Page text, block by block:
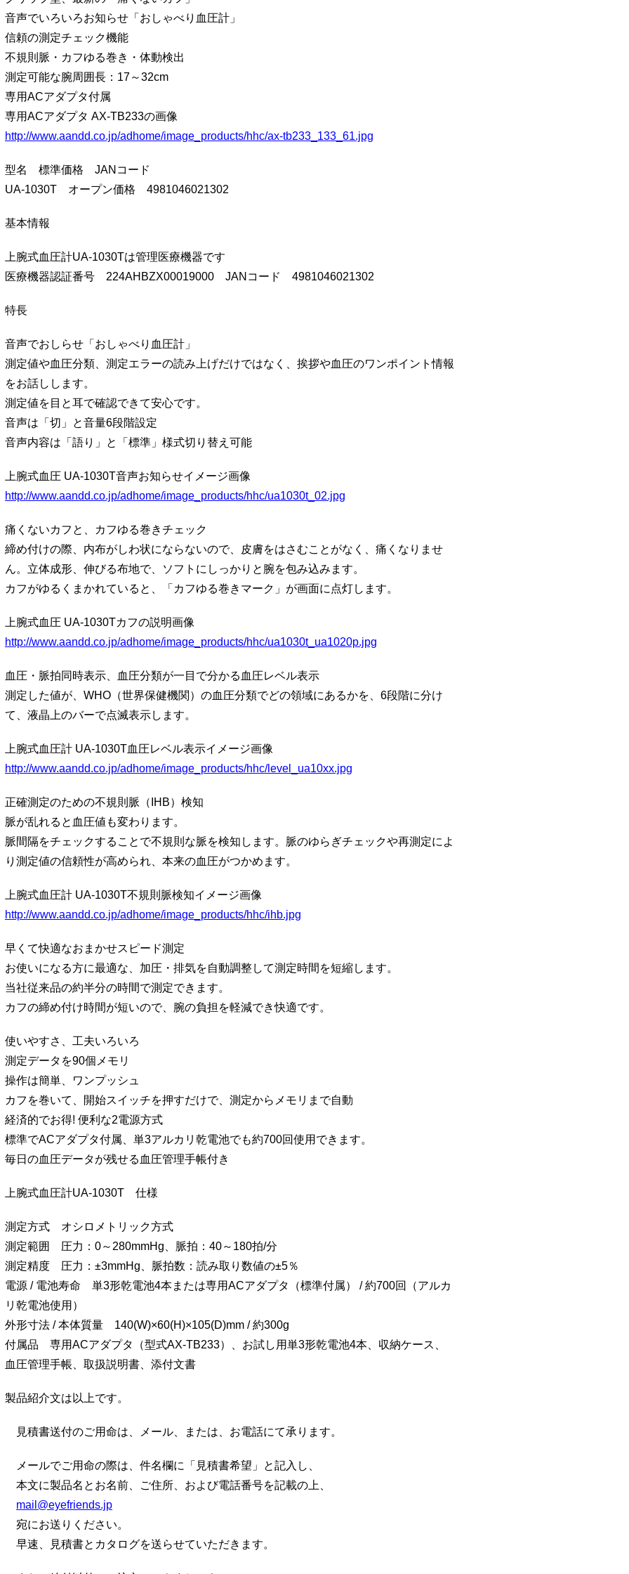
音声でいろいろお知らせ「おしゃべり血圧計」
信頼の測定チェック機能
不規則脈・カフゆる巻き・体動検出
測定可能な腕周囲長：17～32cm
専用ACアダプタ付属
専用ACアダプタ AX-TB233の画像
http://www.aandd.co.jp/adhome/image_products/hhc/ax-tb233_133_61.jpg
型名 標準価格 JANコード
UA-1030T オープン価格 4981046021302
基本情報
上腕式血圧計UA-1030Tは管理医療機器です
医療機器認証番号 224AHBZX00019000 JANコード 4981046021302
特長
音声でおしらせ「おしゃべり血圧計」
測定値や血圧分類、測定エラーの読み上げだけではなく、挨拶や血圧のワンポイント情報
をお話しします。
測定値を目と耳で確認できて安心です。
音声は「切」と音量6段階設定
音声内容は「語り」と「標準」様式切り替え可能
上腕式血圧 UA-1030T音声お知らせイメージ画像
http://www.aandd.co.jp/adhome/image_products/hhc/ua1030t_02.jpg
痛くないカフと、カフゆる巻きチェック
締め付けの際、内布がしわ状にならないので、皮膚をはさむことがなく、痛くなりませ
ん。立体成形、伸びる布地で、ソフトにしっかりと腕を包み込みます。
カフがゆるくまかれていると、「カフゆる巻きマーク」が画面に点灯します。
上腕式血圧 UA-1030Tカフの説明画像
http://www.aandd.co.jp/adhome/image_products/hhc/ua1030t_ua1020p.jpg
血圧・脈拍同時表示、血圧分類が一目で分かる血圧レベル表示
測定した値が、WHO（世界保健機関）の血圧分類でどの領域にあるかを、6段階に分け
て、液晶上のバーで点滅表示します。
上腕式血圧計 UA-1030T血圧レベル表示イメージ画像
http://www.aandd.co.jp/adhome/image_products/hhc/level_ua10xx.jpg
正確測定のための不規則脈（IHB）検知
脈が乱れると血圧値も変わります。
脈間隔をチェックすることで不規則な脈を検知します。脈のゆらぎチェックや再測定によ
り測定値の信頼性が高められ、本来の血圧がつかめます。
上腕式血圧計 UA-1030T不規則脈検知イメージ画像
http://www.aandd.co.jp/adhome/image_products/hhc/ihb.jpg
早くて快適なおまかせスピード測定
お使いになる方に最適な、加圧・排気を自動調整して測定時間を短縮します。
当社従来品の約半分の時間で測定できます。
カフの締め付け時間が短いので、腕の負担を軽減でき快適です。
使いやすさ、工夫いろいろ
測定データを90個メモリ
操作は簡単、ワンプッシュ
カフを巻いて、開始スイッチを押すだけで、測定からメモリまで自動
経済的でお得! 便利な2電源方式
標準でACアダプタ付属、単3アルカリ乾電池でも約700回使用できます。
毎日の血圧データが残せる血圧管理手帳付き
上腕式血圧計UA-1030T 仕様
測定方式 オシロメトリック方式
測定範囲 圧力：0～280mmHg、脈拍：40～180拍/分
測定精度 圧力：±3mmHg、脈拍数：読み取り数値の±5％
電源 / 電池寿命 単3形乾電池4本または専用ACアダプタ（標準付属） / 約700回（アルカ
リ乾電池使用）
外形寸法 / 本体質量 140(W)×60(H)×105(D)mm / 約300g
付属品 専用ACアダプタ（型式AX-TB233）、お試し用単3形乾電池4本、収納ケース、
血圧管理手帳、取扱説明書、添付文書
製品紹介文は以上です。
見積書送付のご用命は、メール、または、お電話にて承ります。
メールでご用命の際は、件名欄に「見積書希望」と記入し、
本文に製品名とお名前、ご住所、および電話番号を記載の上、
mail@eyefriends.jp
宛にお送りください。
早速、見積書とカタログを送らせていただきます。